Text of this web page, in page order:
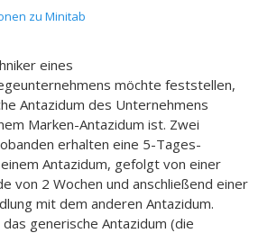
zu Minitab
eines
möchte feststellen,
Antazidum des Unternehmens
Marken-Antazidum ist. Zwei
erhalten eine 5-Tages-
Antazidum, gefolgt von einer
von 2 Wochen und anschließend einer
mit dem anderen Antazidum.
generische Antazidum (die